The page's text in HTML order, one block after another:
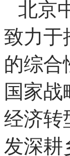
北京
致力于